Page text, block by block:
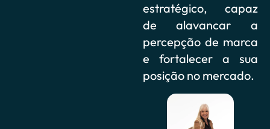
estratégico, capaz
de alavancar a
percepção de marca
e fortalecer a sua
posição no mercado.